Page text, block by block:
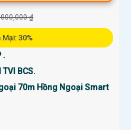
₫
Mại: 30%
.
TVI BCS.
70m Hồng Ngoại Smart